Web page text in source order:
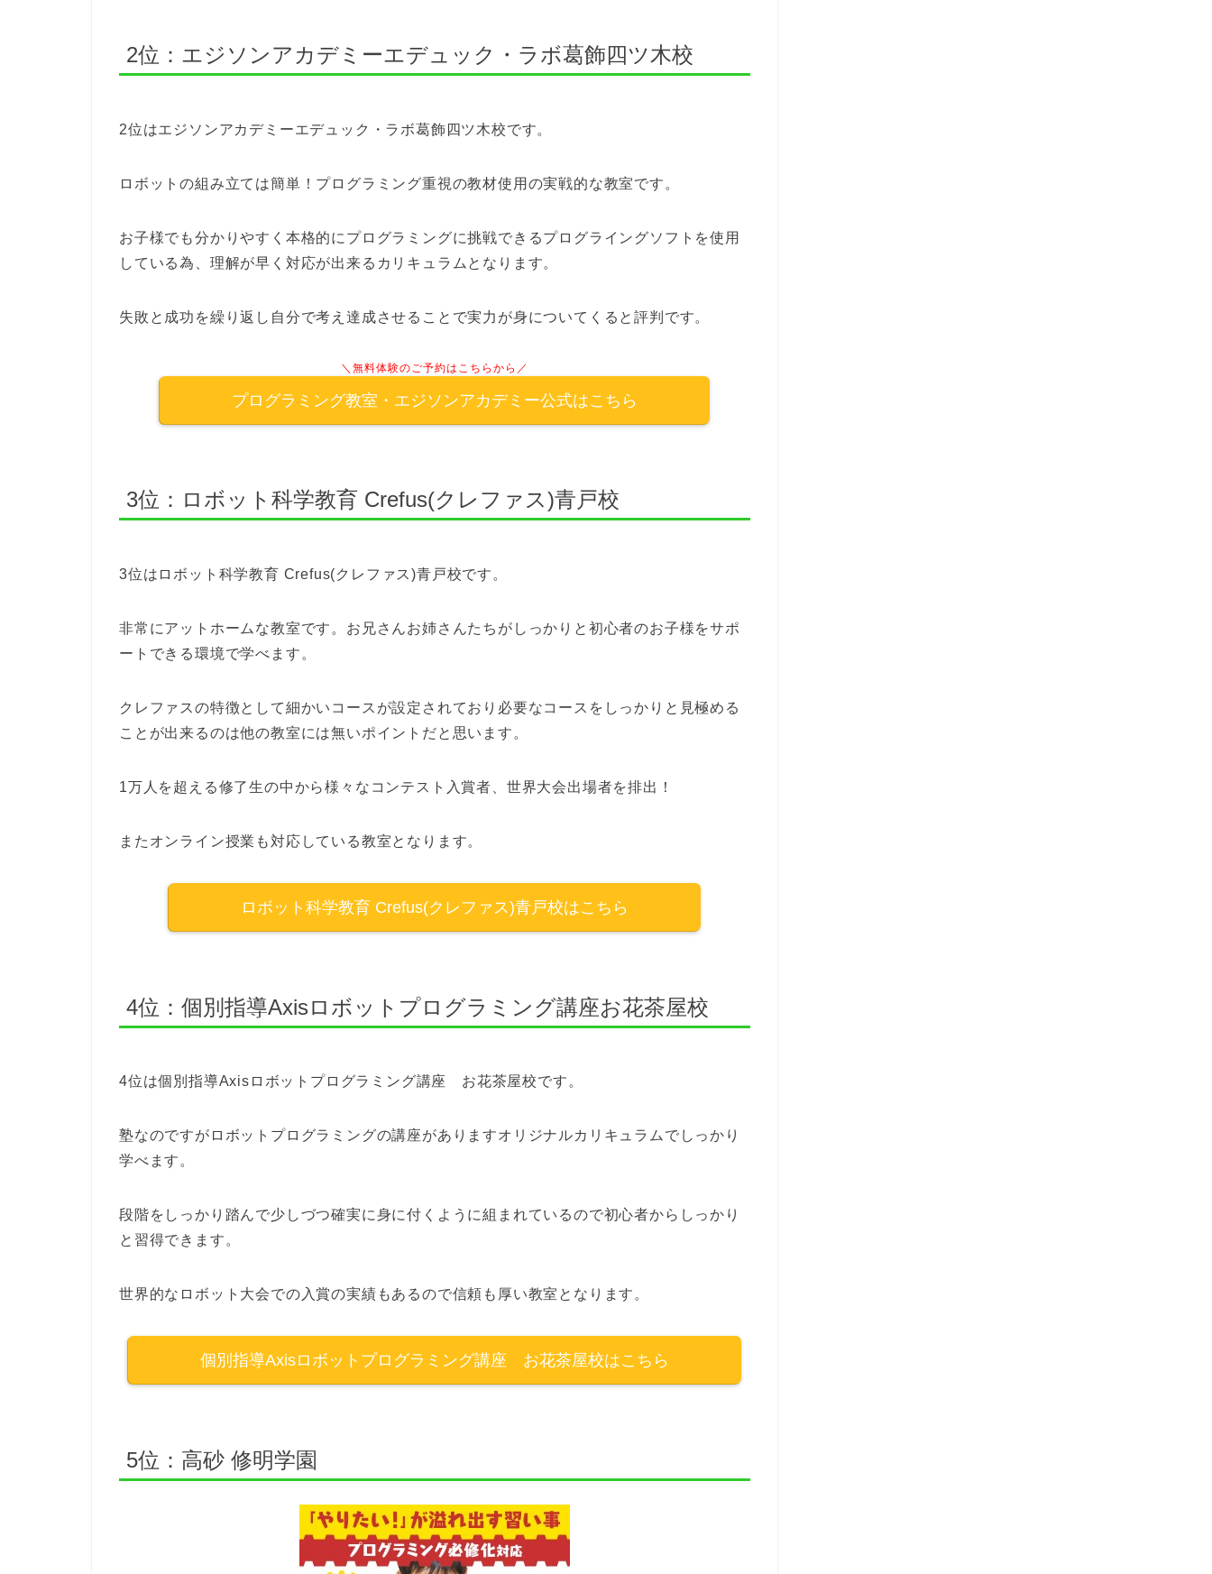
2位：エジソンアカデミーエデュック・ラボ葛飾四ツ木校
2位はエジソンアカデミーエデュック・ラボ葛飾四ツ木校です。
ロボットの組み立ては簡単！プログラミング重視の教材使用の実戦的な教室です。
お子様でも分かりやすく本格的にプログラミングに挑戦できるプログライングソフトを使用
している為、理解が早く対応が出来るカリキュラムとなります。
失敗と成功を繰り返し自分で考え達成させることで実力が身についてくると評判です。
＼無料体験のご予約はこちらから／
プログラミング教室・エジソンアカデミー公式はこちら
3位：ロボット科学教育 Crefus(クレファス)青戸校
3位はロボット科学教育 Crefus(クレファス)青戸校です。
非常にアットホームな教室です。お兄さんお姉さんたちがしっかりと初心者のお子様をサポ
ートできる環境で学べます。
クレファスの特徴として細かいコースが設定されており必要なコースをしっかりと見極める
ことが出来るのは他の教室には無いポイントだと思います。
1万人を超える修了生の中から様々なコンテスト入賞者、世界大会出場者を排出！
またオンライン授業も対応している教室となります。
ロボット科学教育 Crefus(クレファス)青戸校はこちら
4位：個別指導Axisロボットプログラミング講座お花茶屋校
4位は個別指導Axisロボットプログラミング講座 お花茶屋校です。
塾なのですがロボットプログラミングの講座がありますオリジナルカリキュラムでしっかり
学べます。
段階をしっかり踏んで少しづつ確実に身に付くように組まれているので初心者からしっかり
と習得できます。
世界的なロボット大会での入賞の実績もあるので信頼も厚い教室となります。
個別指導Axisロボットプログラミング講座 お花茶屋校はこちら
5位：高砂 修明学園